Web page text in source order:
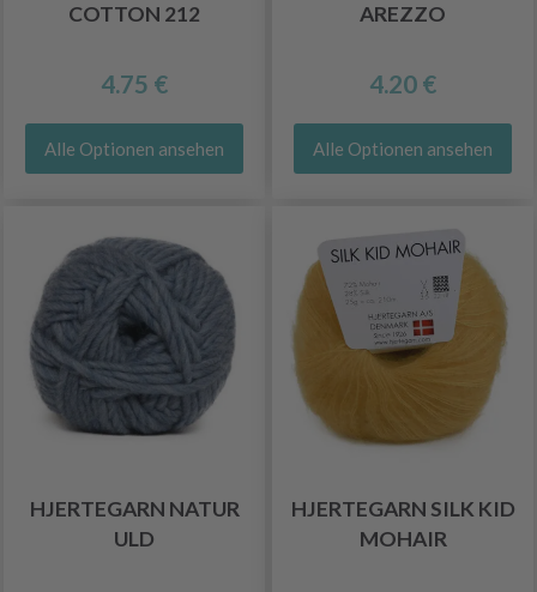
COTTON 212
4.75 €
Alle Optionen ansehen
AREZZO
4.20 €
Alle Optionen ansehen
HJERTEGARN NATUR
ULD
HJERTEGARN SILK KID
MOHAIR